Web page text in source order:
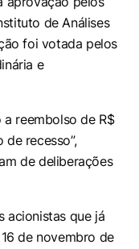
de Análises
foi votada pelos
e
reembolso de R$
recesso”,
de deliberações
acionistas que já
de novembro de